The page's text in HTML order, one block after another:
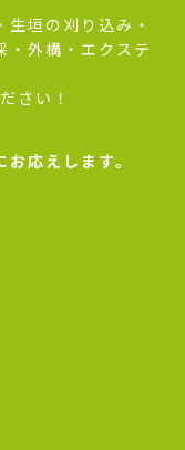
垣の刈り込み・
・外構・エクステ
さい！
応えします。